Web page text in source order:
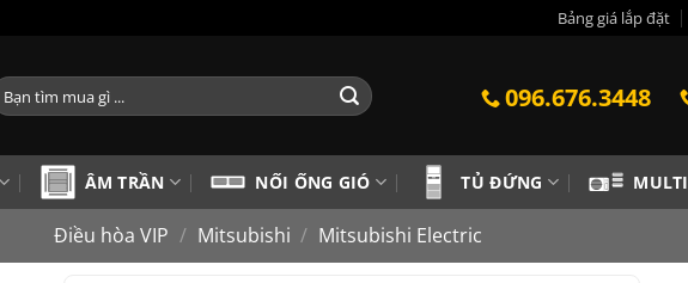
Bảng giá lắp đặt
096.676.3448
ÂM TRẦN NỐI ỐNG GIÓ TỦ ĐỨNG MULTI
Điều hòa VIP / Mitsubishi / Mitsubishi Electric